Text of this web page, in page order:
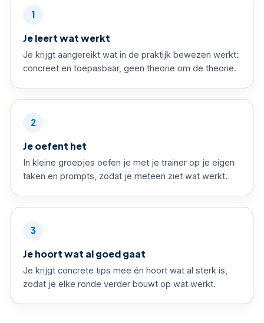
1
Je leert wat werkt
Je krijgt aangereikt wat in de praktijk bewezen werkt:
concreet en toepasbaar, geen theorie om de theorie.
2
Je oefent het
In kleine groepjes oefen je met je trainer op je eigen
taken en prompts, zodat je meteen ziet wat werkt.
3
Je hoort wat al goed gaat
Je krijgt concrete tips mee én hoort wat al sterk is,
zodat je elke ronde verder bouwt op wat werkt.